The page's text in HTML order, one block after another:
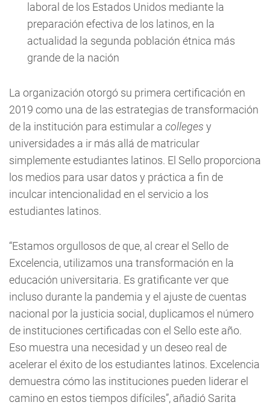
laboral de los Estados Unidos mediante la
preparación efectiva de los latinos, en la
actualidad la segunda población étnica más
grande de la nación
La organización otorgó su primera certificación en
2019 como una de las estrategias de transformación
de la institución para estimular a colleges y
universidades a ir más allá de matricular
simplemente estudiantes latinos. El Sello proporciona
los medios para usar datos y práctica a fin de
inculcar intencionalidad en el servicio a los
estudiantes latinos.
“Estamos orgullosos de que, al crear el Sello de
Excelencia, utilizamos una transformación en la
educación universitaria. Es gratificante ver que
incluso durante la pandemia y el ajuste de cuentas
nacional por la justicia social, duplicamos el número
de instituciones certificadas con el Sello este año.
Eso muestra una necesidad y un deseo real de
acelerar el éxito de los estudiantes latinos. Excelencia
demuestra cómo las instituciones pueden liderar el
camino en estos tiempos difíciles”, añadió Sarita